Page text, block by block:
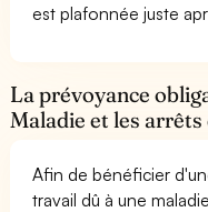
est plafonnée juste
La prévoyance
Maladie et les
Afin de bénéficier
travail dû à une